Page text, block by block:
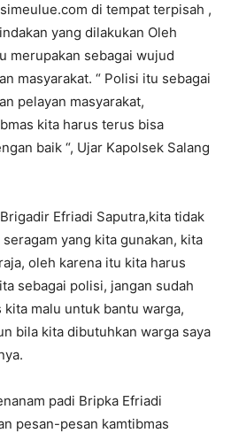
di tempat terpisah ,
yang dilakukan Oleh
merupakan sebagai wujud
masyarakat. “ Polisi itu sebagai
pelayan masyarakat,
kita harus terus bisa
baik “, Ujar Kapolsek Salang
Efriadi Saputra,kita tidak
yang kita gunakan, kita
oleh karena itu kita harus
sebagai polisi, jangan sudah
malu untuk bantu warga,
bila kita dibutuhkan warga saya
padi Bripka Efriadi
pesan-pesan kamtibmas